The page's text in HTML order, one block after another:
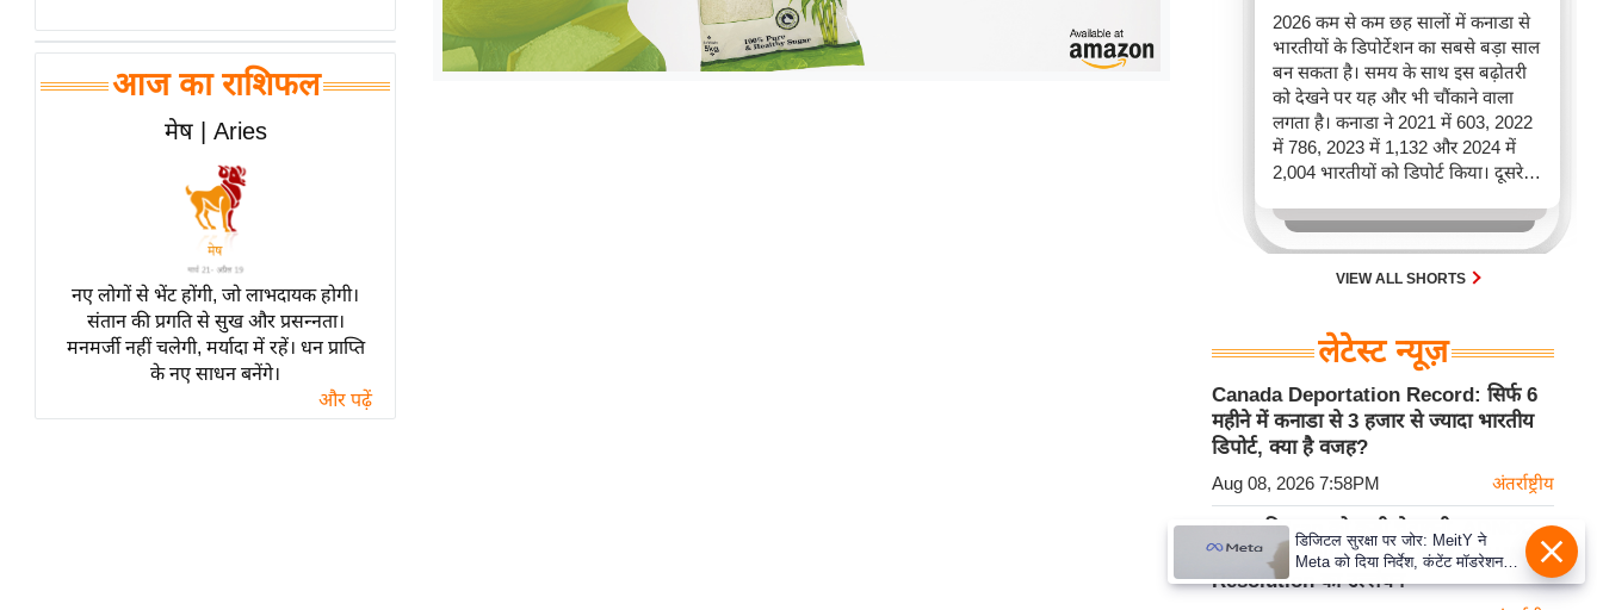
बॉलीवुड
हॉलीवुड
फिल्म समीक्षा
लाइफस्टाइल
टेक्नॉलॉजी
ब्यूटी/फैशन
घरेलू नुस्खे
पर्यटन स्थल
फिटनेस मंत्रा
आज का राशिफल
मेष | Aries
नए लोगों से भेंट होंगी, जो लाभदायक होगी।
संतान की प्रगति से सुख और प्रसन्नता।
मनमर्जी नहीं चलेगी, मर्यादा में रहें। धन प्राप्ति
के नए साधन बनेंगे।
और पढ़ें
2026 कम से कम छह सालों में कनाडा से
भारतीयों के डिपोर्टेशन का सबसे बड़ा साल
बन सकता है। समय के साथ इस बढ़ोतरी
को देखने पर यह और भी चौंकाने वाला
लगता है। कनाडा ने 2021 में 603, 2022
में 786, 2023 में 1,132 और 2024 में
2,004 भारतीयों को डिपोर्ट किया। दूसरे
पूरे साल की तुलना में 2026 की पहली
छमाही में ज़्यादा भारतीयों को वापस भेजा
VIEW ALL SHORTS
लेटेस्ट न्यूज़
Canada Deportation Record: सिर्फ 6
महीने में कनाडा से 3 हजार से ज्यादा भारतीय
डिपोर्ट, क्या है वजह?
Aug 08, 2026 7:58PM अंतर्राष्ट्रीय
UAE की Iran को कड़ी चेतावनी, ADNOC
टैंकर पर Missile Attack को बताया UN
Resolution का उल्लंघन
डिजिटल सुरक्षा पर जोर: MeitY ने
Meta को दिया निर्देश, कंटेंट मॉडरेशन
मजबूत करे